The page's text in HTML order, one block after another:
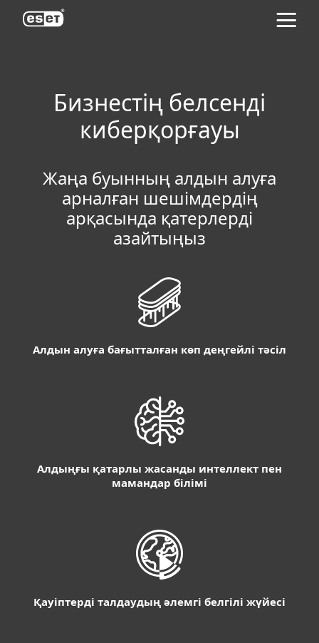
Бизнестің белсенді
киберқорғауы
Жаңа буынның алдын алуға
арналған шешімдердің
арқасында қатерлерді
азайтыңыз
Алдын алуға бағытталған көп деңгейлі тәсіл
Алдыңғы қатарлы жасанды интеллект пен
мамандар білімі
Қауіптерді талдаудың әлемгі белгілі жүйесі
ESET